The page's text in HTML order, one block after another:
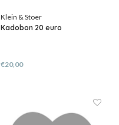
Klein & Stoer
Kadobon 20 euro
€20,00